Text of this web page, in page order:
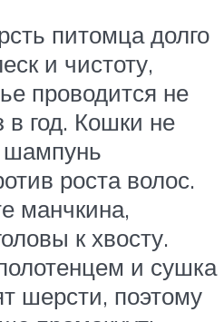
питомца долго
и чистоту,
проводится не
год. Кошки не
шампунь
роста волос.
манчкина,
к хвосту.
и сушка
шерсти, поэтому